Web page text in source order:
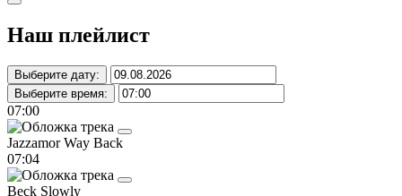
Наш плейлист
Выберите дату:
Выберите время:
07:00
JazzamorWay Back
07:04
Beck Slowly